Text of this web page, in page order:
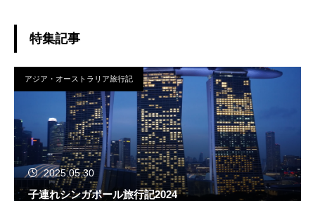
特集記事
アジア・オーストラリア旅行記
2025.05.30
子連れシンガポール旅行記2024